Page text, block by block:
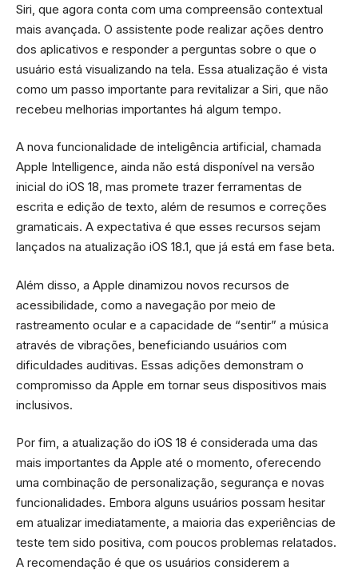
Siri, que agora conta com uma compreensão contextual
mais avançada. O assistente pode realizar ações dentro
dos aplicativos e responder a perguntas sobre o que o
usuário está visualizando na tela. Essa atualização é vista
como um passo importante para revitalizar a Siri, que não
recebeu melhorias importantes há algum tempo.
A nova funcionalidade de inteligência artificial, chamada
Apple Intelligence, ainda não está disponível na versão
inicial do iOS 18, mas promete trazer ferramentas de
escrita e edição de texto, além de resumos e correções
gramaticais. A expectativa é que esses recursos sejam
lançados na atualização iOS 18.1, que já está em fase beta.
Além disso, a Apple dinamizou novos recursos de
acessibilidade, como a navegação por meio de
rastreamento ocular e a capacidade de “sentir” a música
através de vibrações, beneficiando usuários com
dificuldades auditivas. Essas adições demonstram o
compromisso da Apple em tornar seus dispositivos mais
inclusivos.
Por fim, a atualização do iOS 18 é considerada uma das
mais importantes da Apple até o momento, oferecendo
uma combinação de personalização, segurança e novas
funcionalidades. Embora alguns usuários possam hesitar
em atualizar imediatamente, a maioria das experiências de
teste tem sido positiva, com poucos problemas relatados.
A recomendação é que os usuários considerem a